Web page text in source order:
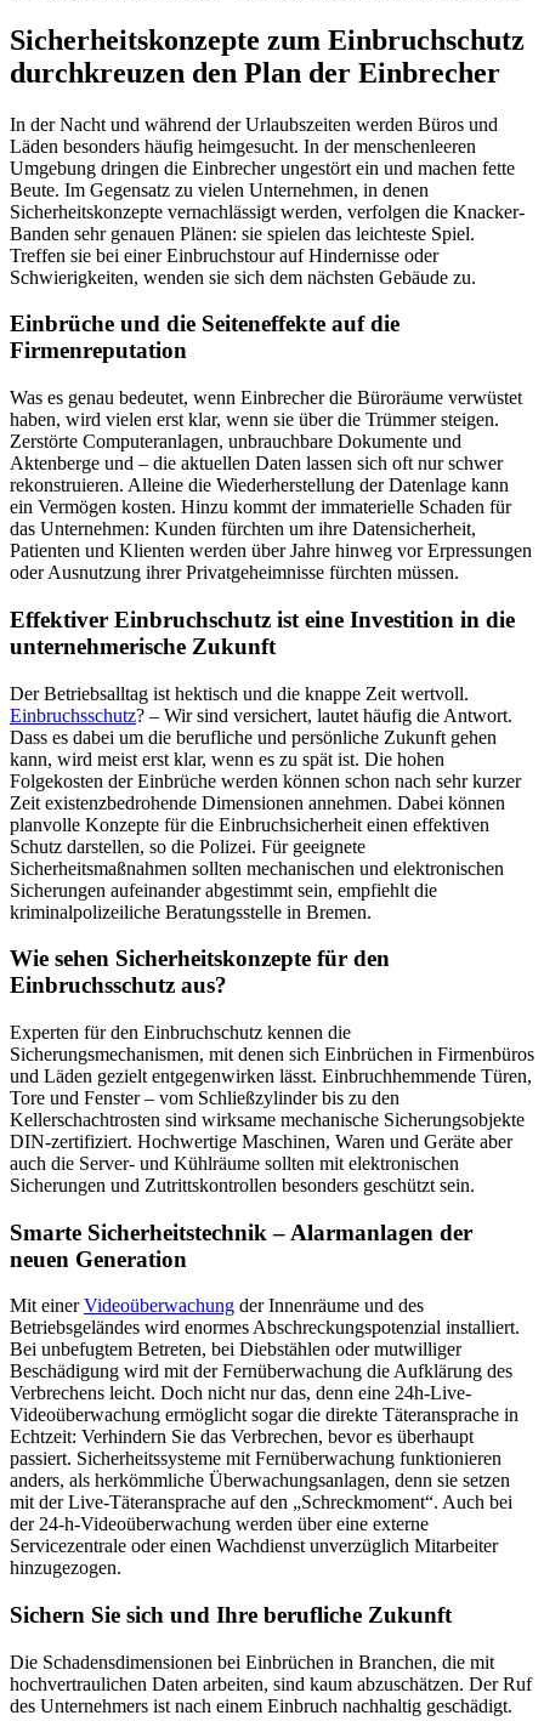
Sicherheitskonzepte zum Einbruchschutz
durchkreuzen den Plan der Einbrecher
In der Nacht und während der Urlaubszeiten werden Büros und
Läden besonders häufig heimgesucht. In der menschenleeren
Umgebung dringen die Einbrecher ungestört ein und machen fette
Beute. Im Gegensatz zu vielen Unternehmen, in denen
Sicherheitskonzepte vernachlässigt werden, verfolgen die Knacker-
Banden sehr genauen Plänen: sie spielen das leichteste Spiel.
Treffen sie bei einer Einbruchstour auf Hindernisse oder
Schwierigkeiten, wenden sie sich dem nächsten Gebäude zu.
Einbrüche und die Seiteneffekte auf die
Firmenreputation
Was es genau bedeutet, wenn Einbrecher die Büroräume verwüstet
haben, wird vielen erst klar, wenn sie über die Trümmer steigen.
Zerstörte Computeranlagen, unbrauchbare Dokumente und
Aktenberge und – die aktuellen Daten lassen sich oft nur schwer
rekonstruieren. Alleine die Wiederherstellung der Datenlage kann
ein Vermögen kosten. Hinzu kommt der immaterielle Schaden für
das Unternehmen: Kunden fürchten um ihre Datensicherheit,
Patienten und Klienten werden über Jahre hinweg vor Erpressungen
oder Ausnutzung ihrer Privatgeheimnisse fürchten müssen.
Effektiver Einbruchschutz ist eine Investition in die
unternehmerische Zukunft
Der Betriebsalltag ist hektisch und die knappe Zeit wertvoll.
Einbruchsschutz? – Wir sind versichert, lautet häufig die Antwort.
Dass es dabei um die berufliche und persönliche Zukunft gehen
kann, wird meist erst klar, wenn es zu spät ist. Die hohen
Folgekosten der Einbrüche werden können schon nach sehr kurzer
Zeit existenzbedrohende Dimensionen annehmen. Dabei können
planvolle Konzepte für die Einbruchsicherheit einen effektiven
Schutz darstellen, so die Polizei. Für geeignete
Sicherheitsmaßnahmen sollten mechanischen und elektronischen
Sicherungen aufeinander abgestimmt sein, empfiehlt die
kriminalpolizeiliche Beratungsstelle in Bremen.
Wie sehen Sicherheitskonzepte für den
Einbruchsschutz aus?
Experten für den Einbruchschutz kennen die
Sicherungsmechanismen, mit denen sich Einbrüchen in Firmenbüros
und Läden gezielt entgegenwirken lässt. Einbruchhemmende Türen,
Tore und Fenster – vom Schließzylinder bis zu den
Kellerschachtrosten sind wirksame mechanische Sicherungsobjekte
DIN-zertifiziert. Hochwertige Maschinen, Waren und Geräte aber
auch die Server- und Kühlräume sollten mit elektronischen
Sicherungen und Zutrittskontrollen besonders geschützt sein.
Smarte Sicherheitstechnik – Alarmanlagen der
neuen Generation
Mit einerVideoüberwachung der Innenräume und des
Betriebsgeländes wird enormes Abschreckungspotenzial installiert.
Bei unbefugtem Betreten, bei Diebstählen oder mutwilliger
Beschädigung wird mit der Fernüberwachung die Aufklärung des
Verbrechens leicht. Doch nicht nur das, denn eine 24h-Live-
Videoüberwachung ermöglicht sogar die direkte Täteransprache in
Echtzeit: Verhindern Sie das Verbrechen, bevor es überhaupt
passiert. Sicherheitssysteme mit Fernüberwachung funktionieren
anders, als herkömmliche Überwachungsanlagen, denn sie setzen
mit der Live-Täteransprache auf den „Schreckmoment“. Auch bei
der 24-h-Videoüberwachung werden über eine externe
Servicezentrale oder einen Wachdienst unverzüglich Mitarbeiter
hinzugezogen.
Sichern Sie sich und Ihre berufliche Zukunft
Die Schadensdimensionen bei Einbrüchen in Branchen, die mit
hochvertraulichen Daten arbeiten, sind kaum abzuschätzen. Der Ruf
des Unternehmers ist nach einem Einbruch nachhaltig geschädigt.